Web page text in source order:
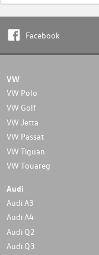
Facebook
VW
VW Polo
VW Golf
VW Jetta
VW Passat
VW Tiguan
VW Touareg
Audi
Audi A3
Audi A4
Audi Q2
Audi Q3